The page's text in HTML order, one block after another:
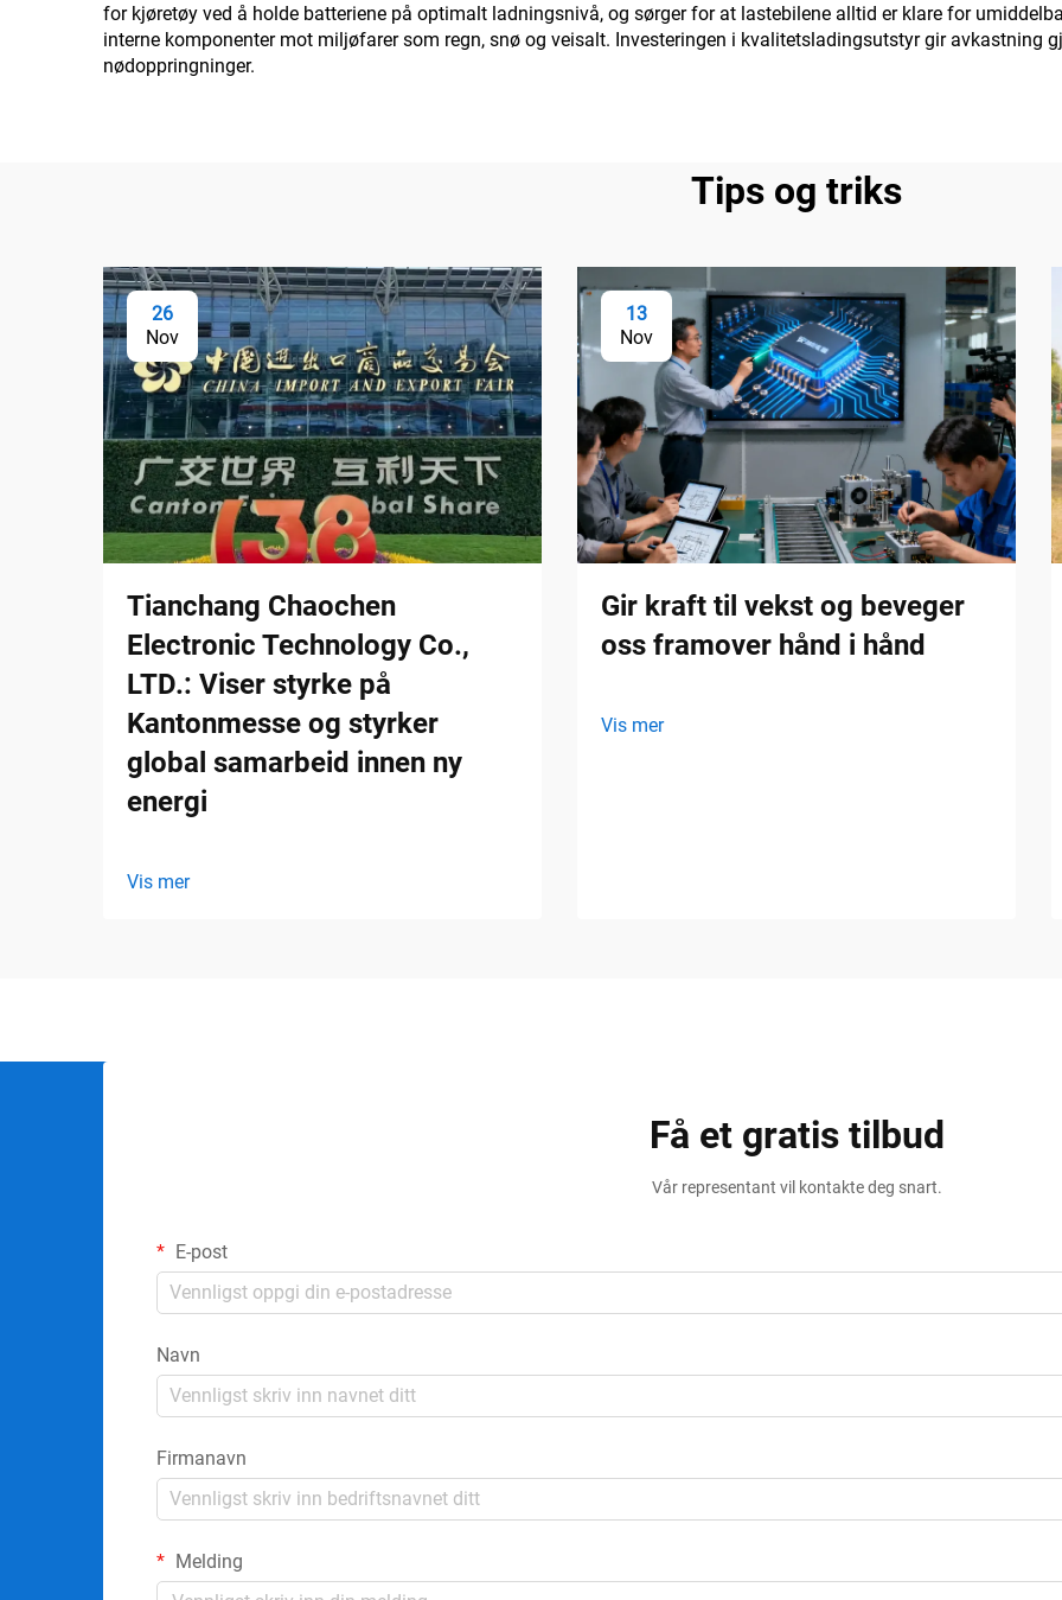
for kjøretøy ved å holde batteriene på optimalt ladningsnivå, og sørger for at lastebilene alltid er klare for
interne komponenter mot miljøfarer som regn, snø og veisalt. Investeringen i kvalitetsladingsutstyr gir avkastning
nødoppringninger.
Tips og triks
26
Nov
Tianchang Chaochen
Electronic Technology Co.,
LTD.: Viser styrke på
Kantonmesse og styrker
global samarbeid innen ny
energi
Vis mer
13
Nov
Gir kraft til vekst og beveger
oss framover hånd i hånd
Vis mer
Få et gratis tilbud
Vår representant vil kontakte deg snart.
E-post
Navn
Firmanavn
Melding